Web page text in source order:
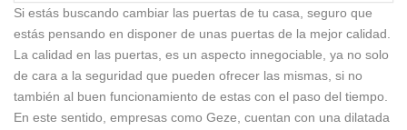
Si estás buscando cambiar las puertas de tu casa, seguro que
estás pensando en disponer de unas puertas de la mejor calidad.
La calidad en las puertas, es un aspecto innegociable, ya no solo
de cara a la seguridad que pueden ofrecer las mismas, si no
también al buen funcionamiento de estas con el paso del tiempo.
En este sentido, empresas como Geze, cuentan con una dilatada